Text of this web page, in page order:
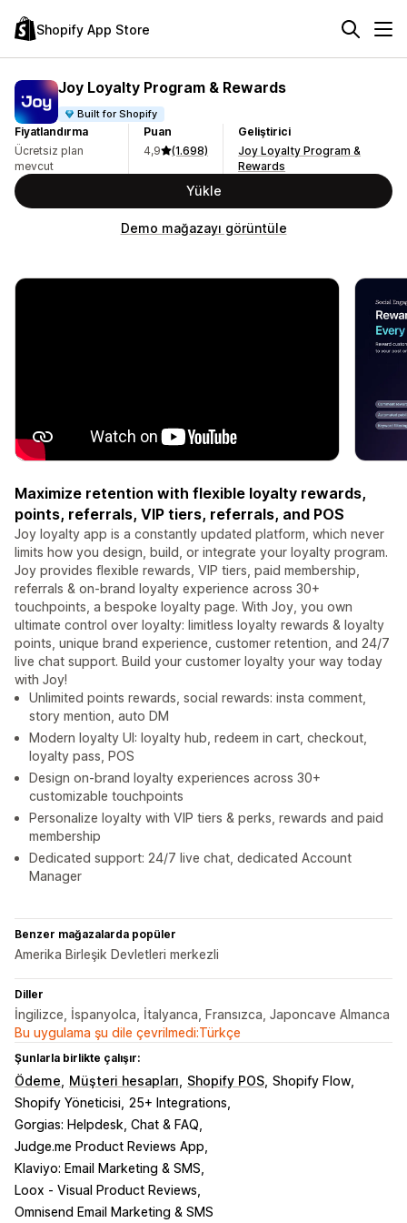
Shopify App Store
Joy Loyalty Program & Rewards
Built for Shopify
Fiyatlandırma
Ücretsiz plan
mevcut
Puan
4,9
(1.698)
Geliştirici
Joy Loyalty Program &
Rewards
Yükle
Demo mağazayı görüntüle
Maximize retention with flexible loyalty rewards,
points, referrals, VIP tiers, referrals, and POS
Joy loyalty app is a constantly updated platform, which never
limits how you design, build, or integrate your loyalty program.
Joy provides flexible rewards, VIP tiers, paid membership,
referrals & on-brand loyalty experience across 30+
touchpoints, a bespoke loyalty page. With Joy, you own
ultimate control over loyalty: limitless loyalty rewards & loyalty
points, unique brand experience, customer retention, and 24/7
live chat support. Build your customer loyalty your way today
with Joy!
Unlimited points rewards, social rewards: insta comment,
story mention, auto DM
Modern loyalty UI: loyalty hub, redeem in cart, checkout,
loyalty pass, POS
Design on-brand loyalty experiences across 30+
customizable touchpoints
Personalize loyalty with VIP tiers & perks, rewards and paid
membership
Dedicated support: 24/7 live chat, dedicated Account
Manager
Benzer mağazalarda popüler
Amerika Birleşik Devletleri merkezli
Diller
İngilizce, İspanyolca, İtalyanca, Fransızca, Japoncave Almanca
Bu uygulama şu dile çevrilmedi:Türkçe
Şunlarla birlikte çalışır:
Ödeme Müşteri hesapları Shopify POS Shopify Flow
Shopify Yöneticisi 25+ Integrations
Gorgias: Helpdesk, Chat & FAQ
Judge.me Product Reviews App
Klaviyo: Email Marketing & SMS
Loox ‑ Visual Product Reviews
Omnisend Email Marketing & SMS